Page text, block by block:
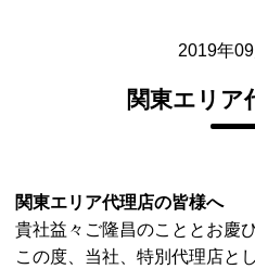
2019年
関東エリア
関東エリア代理店の皆様へ
貴社益々ご隆昌のこととお慶
この度、当社、特別代理店と